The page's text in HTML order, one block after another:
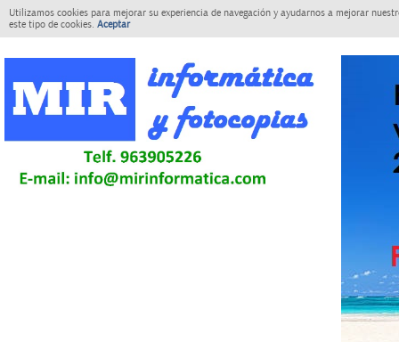
Utilizamos cookies para mejorar su experiencia de navegación y ayudarnos a mejorar
este tipo de cookies. Aceptar